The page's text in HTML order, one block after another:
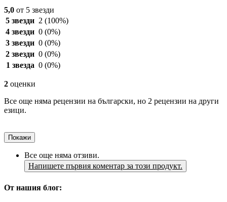
5,0 от 5 звезди
5 звезди 2 (100%)
4 звезди 0 (0%)
3 звезди 0 (0%)
2 звезди 0 (0%)
1 звезда 0 (0%)
2 оценки
Все още няма рецензии на български, но 2 рецензии на други
езици.
Покажи
Все още няма отзиви.
Напишете първия коментар за този продукт.
От нашия блог: